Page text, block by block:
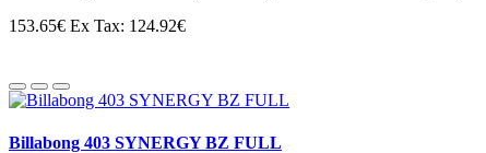
153.65€ Ex Tax: 124.92€
Billabong 403 SYNERGY BZ FULL